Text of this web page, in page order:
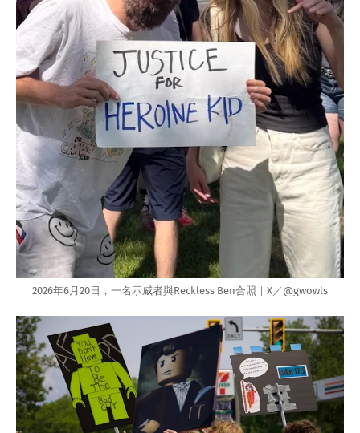
2026年6月20日，一名示威者與Reckless Ben合照｜X／@gwowls